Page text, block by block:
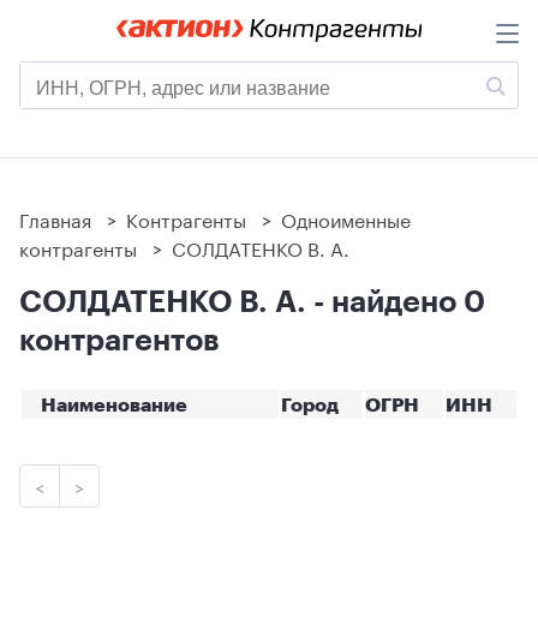
Главная > Контрагенты > Одноименные
контрагенты > СОЛДАТЕНКО В. А.
СОЛДАТЕНКО В. А. - найдено 0
контрагентов
Наименование Город ОГРН ИНН
< >